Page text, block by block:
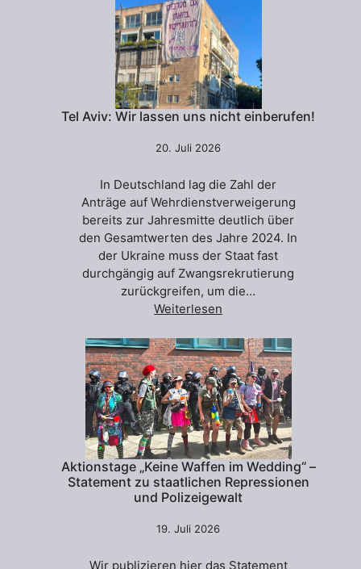
Tel Aviv: Wir lassen uns nicht einberufen!
20. Juli 2026
In Deutschland lag die Zahl der
Anträge auf Wehrdienstverweigerung
bereits zur Jahresmitte deutlich über
den Gesamtwerten des Jahre 2024. In
der Ukraine muss der Staat fast
durchgängig auf Zwangsrekrutierung
zurückgreifen, um die…
Weiterlesen
Aktionstage „Keine Waffen im Wedding“ –
Statement zu staatlichen Repressionen
und Polizeigewalt
19. Juli 2026
Wir publizieren hier das Statement